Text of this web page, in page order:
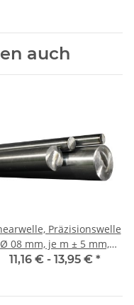
auch
Präzisionswelle
Ø 08 mm, je m ± 5 mm,
gehärtet
11,16 € - 13,95 € *